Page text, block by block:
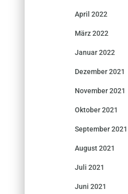
April 2022
März 2022
Januar 2022
Dezember 2021
November 2021
Oktober 2021
September 2021
August 2021
Juli 2021
Juni 2021